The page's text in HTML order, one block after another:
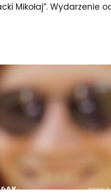
Mikołaj”. Wydarzenie